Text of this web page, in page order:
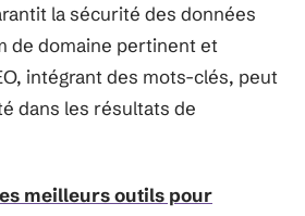
la sécurité des données
de domaine pertinent et
intégrant des mots-clés, peut
dans les résultats de
meilleurs outils pour